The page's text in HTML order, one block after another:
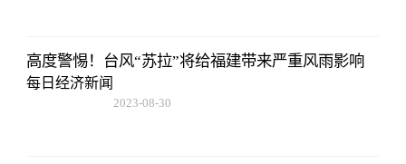
高度警惕！台风“苏拉”将给福建带来严重风雨影响
每日经济新闻
2023-08-30